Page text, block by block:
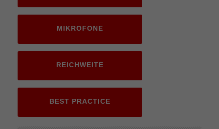
MIKROFONE
REICHWEITE
BEST PRACTICE